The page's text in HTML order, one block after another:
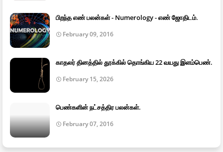
பிறந்த எண் பலன்கள் - Numerology - எண் ஜோதிடம்.
February 09, 2016
காதலர் தினத்தில் தூக்கில் தொங்கிய 22 வயது இளம்பெண்.
February 15, 2026
பெண்களின் நட்சத்திர பலன்கள்.
February 07, 2016